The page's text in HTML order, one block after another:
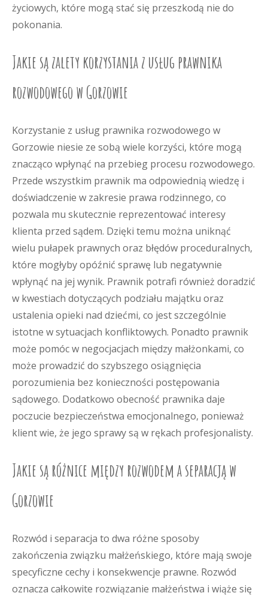
życiowych, które mogą stać się przeszkodą nie do
pokonania.
Jakie są zalety korzystania z usług prawnika
rozwodowego w Gorzowie
Korzystanie z usług prawnika rozwodowego w
Gorzowie niesie ze sobą wiele korzyści, które mogą
znacząco wpłynąć na przebieg procesu rozwodowego.
Przede wszystkim prawnik ma odpowiednią wiedzę i
doświadczenie w zakresie prawa rodzinnego, co
pozwala mu skutecznie reprezentować interesy
klienta przed sądem. Dzięki temu można uniknąć
wielu pułapek prawnych oraz błędów proceduralnych,
które mogłyby opóźnić sprawę lub negatywnie
wpłynąć na jej wynik. Prawnik potrafi również doradzić
w kwestiach dotyczących podziału majątku oraz
ustalenia opieki nad dziećmi, co jest szczególnie
istotne w sytuacjach konfliktowych. Ponadto prawnik
może pomóc w negocjacjach między małżonkami, co
może prowadzić do szybszego osiągnięcia
porozumienia bez konieczności postępowania
sądowego. Dodatkowo obecność prawnika daje
poczucie bezpieczeństwa emocjonalnego, ponieważ
klient wie, że jego sprawy są w rękach profesjonalisty.
Jakie są różnice między rozwodem a separacją w
Gorzowie
Rozwód i separacja to dwa różne sposoby
zakończenia związku małżeńskiego, które mają swoje
specyficzne cechy i konsekwencje prawne. Rozwód
oznacza całkowite rozwiązanie małżeństwa i wiąże się